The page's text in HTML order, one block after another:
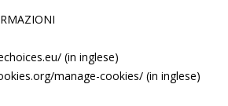
(in inglese)
manage-cookies/ (in inglese)